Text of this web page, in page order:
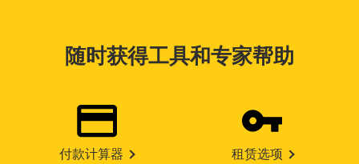
随时获得工具和专家帮助
付款计算器 租赁选项